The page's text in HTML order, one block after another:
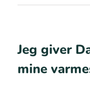
Jeg giver
mine